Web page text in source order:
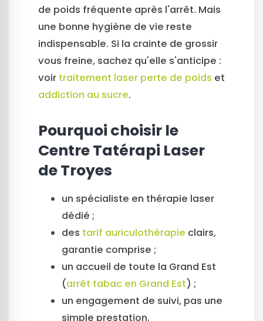
de poids fréquente après l'arrêt. Mais
une bonne hygiène de vie reste
indispensable. Si la crainte de grossir
vous freine, sachez qu'elle s'anticipe :
voir traitement laser perte de poids et
addiction au sucre.
Pourquoi choisir le
Centre Tatérapi Laser
de Troyes
un spécialiste en thérapie laser
dédié ;
des tarif auriculothérapie clairs,
garantie comprise ;
un accueil de toute la Grand Est
(arrêt tabac en Grand Est) ;
un engagement de suivi, pas une
simple prestation.